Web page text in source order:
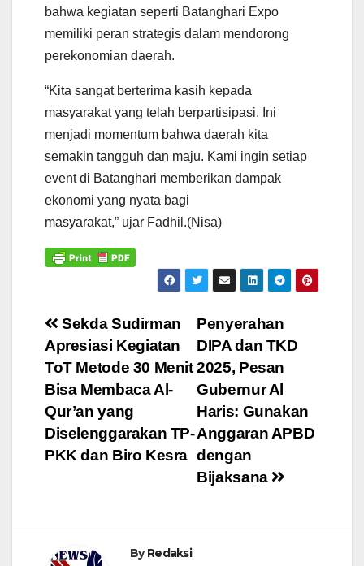
bahwa kegiatan seperti Batanghari Expo
memiliki peran strategis dalam mendorong
perekonomian daerah.
“Kita sangat berterima kasih kepada
masyarakat yang telah berpartisipasi. Ini
menjadi momentum bahwa daerah kita
semakin tangguh dan maju. Kami ingin setiap
event di Batanghari memberikan dampak
ekonomi yang nyata bagi
masyarakat,” ujar Fadhil.(Nisa)
Navigasi
pos
Penyerahan
DIPA dan TKD
2025, Pesan
Gubernur Al
Haris: Gunakan
Anggaran APBD
dengan
Bijaksana
Sekda Sudirman
Apresiasi Kegiatan
ToT Metode 30 Menit
Bisa Membaca Al-
Qur’an yang
Diselenggarakan TP-
PKK dan Biro Kesra
ByRedaksi